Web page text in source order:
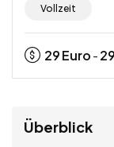
Vollzeit
29Euro - 29
Überblick